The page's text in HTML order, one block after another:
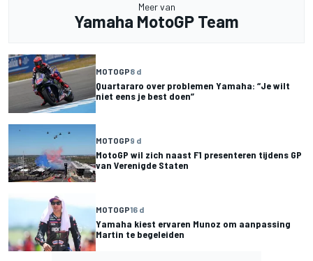
Meer van
Yamaha MotoGP Team
MOTOGP8 d
Quartararo over problemen Yamaha: “Je wilt
niet eens je best doen”
MOTOGP9 d
MotoGP wil zich naast F1 presenteren tijdens GP
van Verenigde Staten
MOTOGP16 d
Yamaha kiest ervaren Munoz om aanpassing
Martin te begeleiden